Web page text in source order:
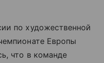
по художественной
Европы
что в команде